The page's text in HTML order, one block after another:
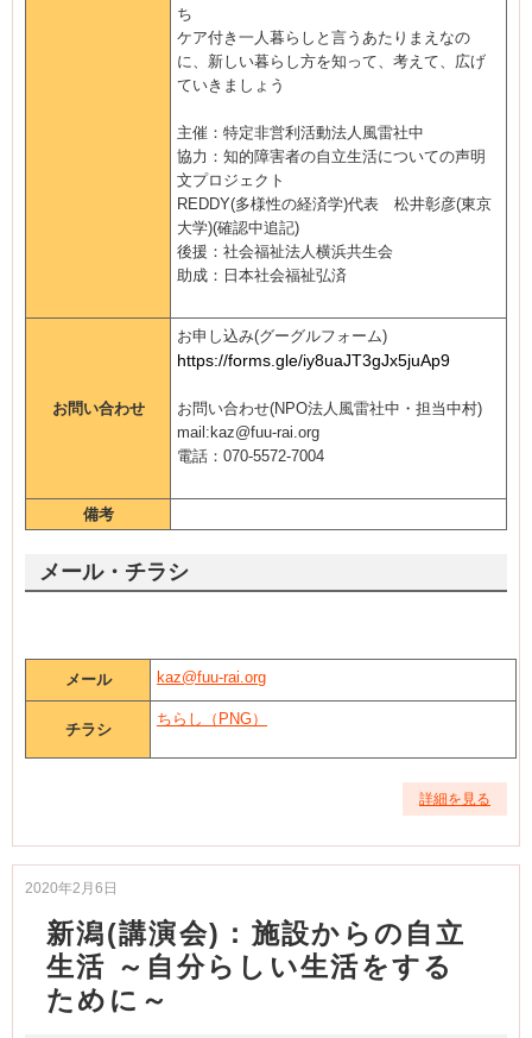
ち
ケア付き一人暮らしと言うあたりまえなの
に、新しい暮らし方を知って、考えて、広げ
ていきましょう
主催：特定非営利活動法人風雷社中
協力：知的障害者の自立生活についての声明
文プロジェクト
REDDY(多様性の経済学)代表 松井彰彦(東京
大学)(確認中追記)
後援：社会福祉法人横浜共生会
助成：日本社会福祉弘済
お問い合わせ
お申し込み(グーグルフォーム)
https://forms.gle/iy8uaJT3gJx5juAp9
お問い合わせ(NPO法人風雷社中・担当中村)
mail:kaz@fuu-rai.org
電話：070-5572-7004
備考
メール・チラシ
メール kaz@fuu-rai.org
チラシ
ちらし（PNG）
詳細を見る
2020年2月6日
新潟(講演会)：施設からの自立
生活 ～自分らしい生活をする
ために～